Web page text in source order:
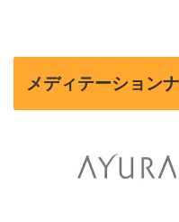
メディテーション